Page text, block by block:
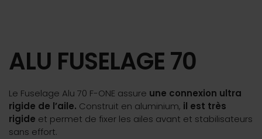
ALU FUSELAGE 70
Le Fuselage Alu 70 F-ONE assure une connexion ultra
rigide de l’aile. Construit en aluminium, il est très
rigide et permet de fixer les ailes avant et stabilisateurs
sans effort.